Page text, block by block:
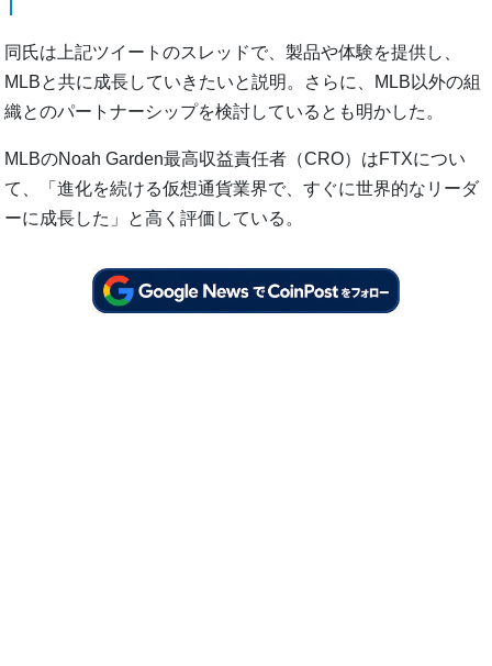
同氏は上記ツイートのスレッドで、製品や体験を提供し、
MLBと共に成長していきたいと説明。さらに、MLB以外の組
織とのパートナーシップを検討しているとも明かした。
MLBのNoah Garden最高収益責任者（CRO）はFTXについ
て、「進化を続ける仮想通貨業界で、すぐに世界的なリーダ
ーに成長した」と高く評価している。